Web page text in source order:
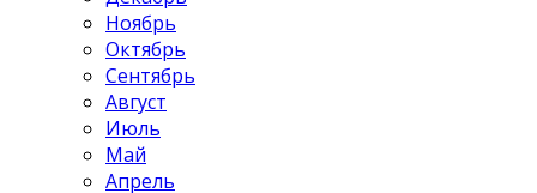
Ноябрь
Октябрь
Сентябрь
Август
Июль
Май
Апрель